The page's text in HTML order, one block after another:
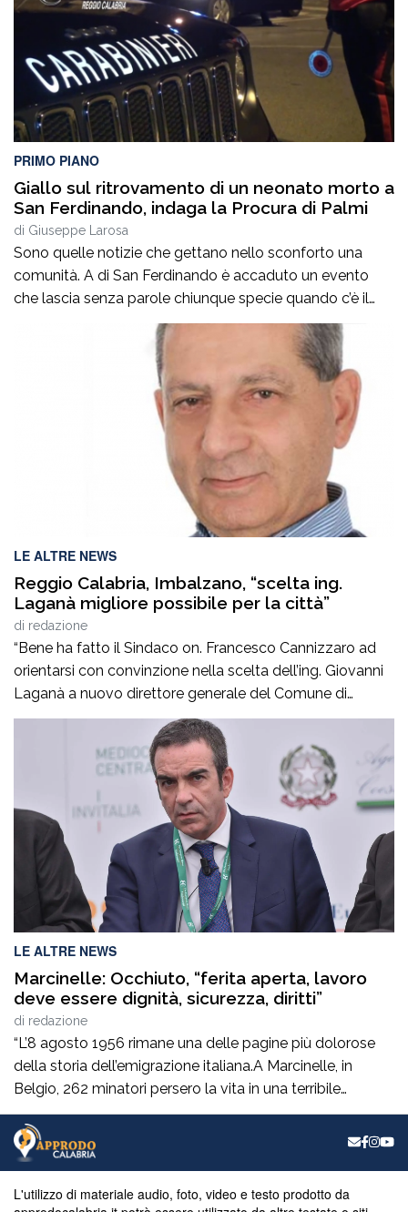
PRIMO PIANO
Giallo sul ritrovamento di un neonato morto a
San Ferdinando, indaga la Procura di Palmi
di Giuseppe Larosa
Sono quelle notizie che gettano nello sconforto una
comunità. A di San Ferdinando è accaduto un evento
che lascia senza parole chiunque specie quando c’è il
ritrovamento del corpo senza vita di un neonato ha
attivato le indagini della procura di Palmi che mirano a
fare luce sull’accaduto. Non si hanno, al momento,
LE ALTRE NEWS
Reggio Calabria, Imbalzano, “scelta ing.
Laganà migliore possibile per la città”
di redazione
“Bene ha fatto il Sindaco on. Francesco Cannizzaro ad
orientarsi con convinzione nella scelta dell’ing. Giovanni
Laganà a nuovo direttore generale del Comune di
Reggio in questa fase storica. Un manager di altissimo
profilo che avendo maturato con successo esperienze in
ruoli di alta responsabilità sia sul versante tecnico che in
quello amministrativo -contabile costituisce […]
LE ALTRE NEWS
Marcinelle: Occhiuto, “ferita aperta, lavoro
deve essere dignità, sicurezza, diritti”
di redazione
“L’8 agosto 1956 rimane una delle pagine più dolorose
della storia dell’emigrazione italiana.A Marcinelle, in
Belgio, 262 minatori persero la vita in una terribile
tragedia, 136 erano italiani e tra loro c’erano moltissimi
calabresi.Settant’anni dopo, il tempo non può cancellare
il dolore di quelle famiglie e il sacrificio di quegli uomini
L'utilizzo di materiale audio, foto, video e testo prodotto da